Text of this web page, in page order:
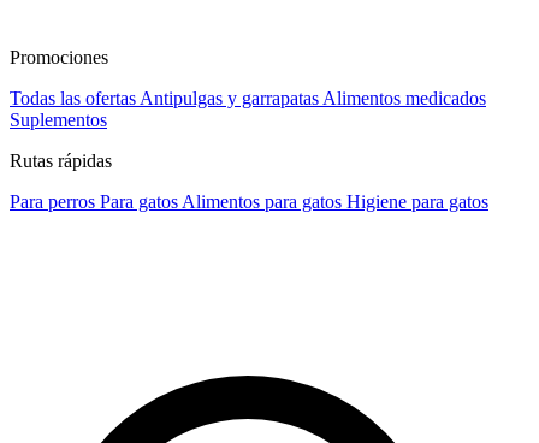
Promociones
Todas las ofertas Antipulgas y garrapatas Alimentos medicados
Suplementos
Rutas rápidas
Para perros Para gatos Alimentos para gatos Higiene para gatos